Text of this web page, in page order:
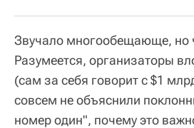
Звучало многообещающе, но
Разумеется, организаторы
(сам за себя говорит с $1
совсем не объяснили
номер один", почему это